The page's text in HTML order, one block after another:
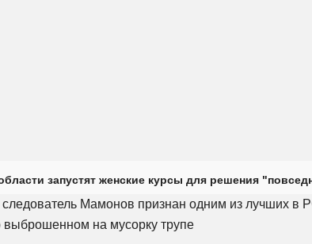
запустят женские курсы для решения